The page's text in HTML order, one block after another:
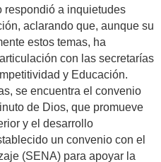
respondió a inquietudes
aclarando que, aunque su
estos temas, ha
con las secretarías
y Educación.
se encuentra el convenio
de Dios, que promueve
y el desarrollo
un convenio con el
(SENA) para apoyar la